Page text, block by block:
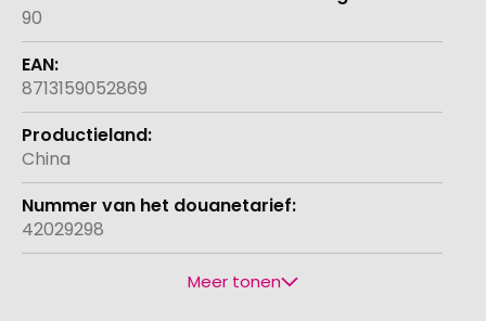
90
8713159052869
China
42029298
Meer tonen